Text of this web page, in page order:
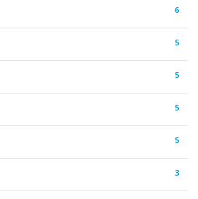
6
5
5
5
5
3